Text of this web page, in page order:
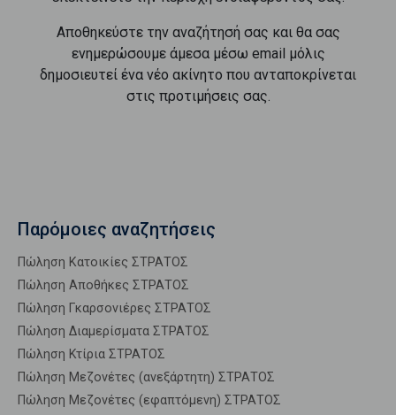
Αποθηκεύστε την αναζήτησή σας και θα σας
ενημερώσουμε άμεσα μέσω email μόλις
δημοσιευτεί ένα νέο ακίνητο που ανταποκρίνεται
στις προτιμήσεις σας.
Παρόμοιες αναζητήσεις
Πώληση Κατοικίες ΣΤΡΑΤΟΣ
Πώληση Αποθήκες ΣΤΡΑΤΟΣ
Πώληση Γκαρσονιέρες ΣΤΡΑΤΟΣ
Πώληση Διαμερίσματα ΣΤΡΑΤΟΣ
Πώληση Κτίρια ΣΤΡΑΤΟΣ
Πώληση Μεζονέτες (ανεξάρτητη) ΣΤΡΑΤΟΣ
Πώληση Μεζονέτες (εφαπτόμενη) ΣΤΡΑΤΟΣ